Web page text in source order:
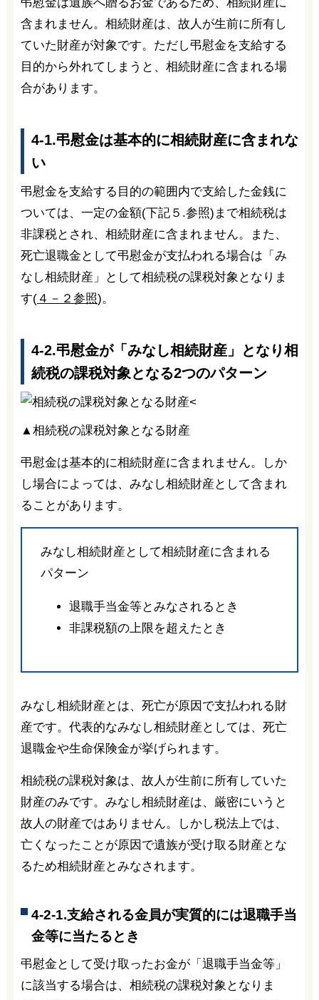
含まれません。相続財産は、故人が生前に所有し
ていた財産が対象です。ただし弔慰金を支給する
目的から外れてしまうと、相続財産に含まれる場
合があります。
4-1.弔慰金は基本的に相続財産に含まれな
い
弔慰金を支給する目的の範囲内で支給した金銭に
ついては、一定の金額(下記５.参照)まで相続税は
非課税とされ、相続財産に含まれません。また、
死亡退職金として弔慰金が支払われる場合は「み
なし相続財産」として相続税の課税対象となりま
す(４－２参照)。
4-2.弔慰金が「みなし相続財産」となり相
続税の課税対象となる2つのパターン
▲相続税の課税対象となる財産
弔慰金は基本的に相続財産に含まれません。しか
し場合によっては、みなし相続財産として含まれ
ることがあります。
みなし相続財産として相続財産に含まれる
パターン
退職手当金等とみなされるとき
非課税額の上限を超えたとき
みなし相続財産とは、死亡が原因で支払われる財
産です。代表的なみなし相続財産としては、死亡
退職金や生命保険金が挙げられます。
相続税の課税対象は、故人が生前に所有していた
財産のみです。みなし相続財産は、厳密にいうと
故人の財産ではありません。しかし税法上では、
亡くなったことが原因で遺族が受け取る財産とな
るため相続財産とみなされます。
4-2-1.支給される金員が実質的には退職手当
金等に当たるとき
弔慰金として受け取ったお金が「退職手当金等」
に該当する場合は、相続税の課税対象となりま